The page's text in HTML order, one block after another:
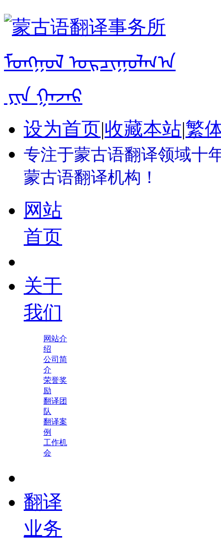
设为首页|收藏本站|繁
专注于蒙古语翻译领域十
蒙古语翻译机构！
网站
首页
关于
我们
网站介
绍
公司简
介
荣誉奖
励
翻译团
队
翻译案
例
工作机
会
翻译
业务